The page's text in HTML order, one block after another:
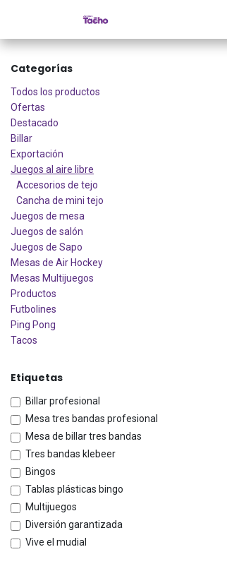
Categorías
Todos los productos
Ofertas
Destacado
Billar
Exportación
Juegos al aire libre
Accesorios de tejo
Cancha de mini tejo
Juegos de mesa
Juegos de salón
Juegos de Sapo
Mesas de Air Hockey
Mesas Multijuegos
Productos
Futbolines
Ping Pong
Tacos
Etiquetas
Billar profesional
Mesa tres bandas profesional
Mesa de billar tres bandas
Tres bandas klebeer
Bingos
Tablas plásticas bingo
Multijuegos
Diversión garantizada
Vive el mudial